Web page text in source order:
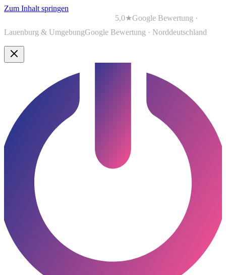
Zum Inhalt springen
5,0★Google Bewertung ·
Lauenburg & UmgebungGoogle Bewertung · Norddeutschland